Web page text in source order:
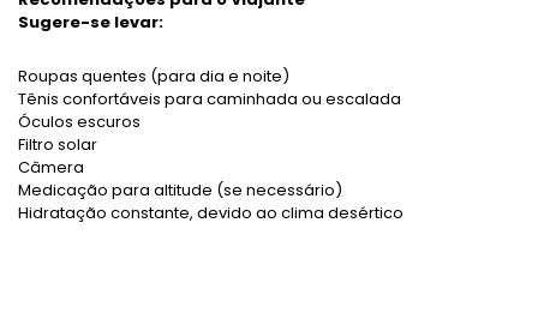
Sugere-se levar:
Roupas quentes (para dia e noite)
Tênis confortáveis para caminhada ou escalada
Óculos escuros
Filtro solar
Câmera
Medicação para altitude (se necessário)
Hidratação constante, devido ao clima desértico